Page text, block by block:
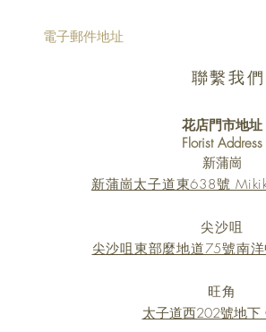
聯繫我們
花店門市地址
Florist Address
新蒲崗
新蒲崗太子道東638號
尖沙咀
尖沙咀東部麼地道75號南
旺角
太子道西202號地下